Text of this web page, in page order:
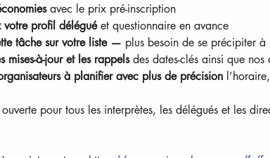
avec le prix pré-inscription
votre profil délégué et questionnaire en avance
tâche sur votre liste — plus besoin de se précipiter
mises-à-jour et les rappels des dates-clés ainsi que
à planifier avec plus de précision
ouverte pour tous les interprètes, les délégués et les